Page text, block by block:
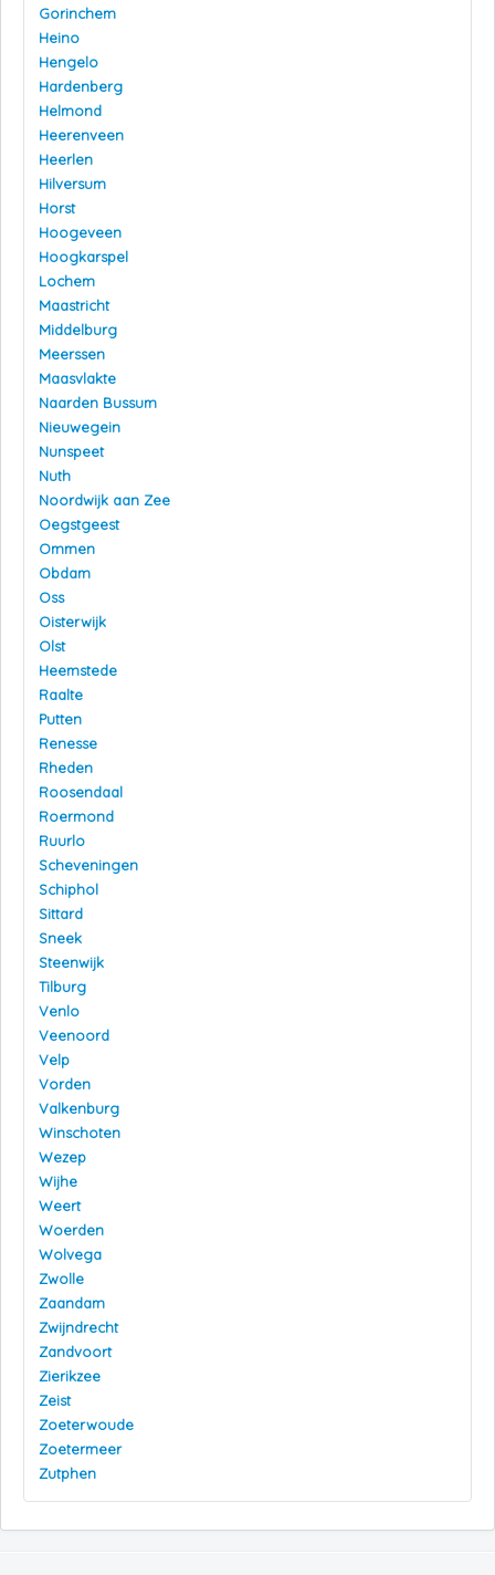
Gorinchem
Heino
Hengelo
Hardenberg
Helmond
Heerenveen
Heerlen
Hilversum
Horst
Hoogeveen
Hoogkarspel
Lochem
Maastricht
Middelburg
Meerssen
Maasvlakte
Naarden Bussum
Nieuwegein
Nunspeet
Nuth
Noordwijk aan Zee
Oegstgeest
Ommen
Obdam
Oss
Oisterwijk
Olst
Heemstede
Raalte
Putten
Renesse
Rheden
Roosendaal
Roermond
Ruurlo
Scheveningen
Schiphol
Sittard
Sneek
Steenwijk
Tilburg
Venlo
Veenoord
Velp
Vorden
Valkenburg
Winschoten
Wezep
Wijhe
Weert
Woerden
Wolvega
Zwolle
Zaandam
Zwijndrecht
Zandvoort
Zierikzee
Zeist
Zoeterwoude
Zoetermeer
Zutphen